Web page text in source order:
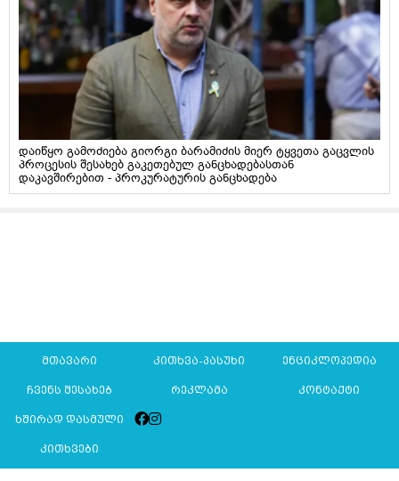
დაიწყო გამოძიება გიორგი ბარამიძის მიერ ტყვეთა გაცვლის
პროცესის შესახებ გაკეთებულ განცხადებასთან
დაკავშირებით - პროკურატურის განცხადება
მთავარი კითხვა-პასუხი ენციკლოპედია
ჩვენს შესახებ რეკლამა კონტაქტი
ხშირად დასმული
კითხვები